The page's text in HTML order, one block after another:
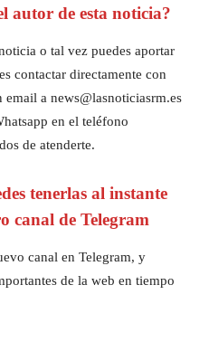
autor de esta noticia?
o tal vez puedes aportar
contactar directamente con
a news@lasnoticiasrm.es
en el teléfono
de atenderte.
tenerlas al instante
canal de Telegram
canal en Telegram, y
de la web en tiempo